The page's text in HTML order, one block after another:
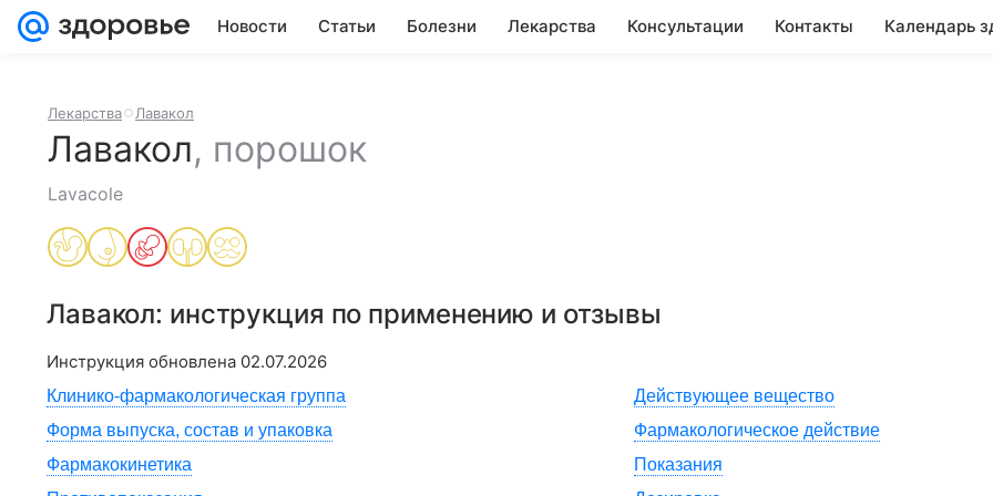
Новости Статьи Болезни Лекарства Консультации Контакты Календарь
Лекарства Лавакол
Лавакол, порошок
Lavacole
Лавакол: инструкция по применению и отзывы
Инструкция обновлена 02.07.2026
Клинико-фармакологическая группа
Действующее вещество
Форма выпуска, состав и упаковка
Фармакологическое действие
Фармакокинетика
Показания